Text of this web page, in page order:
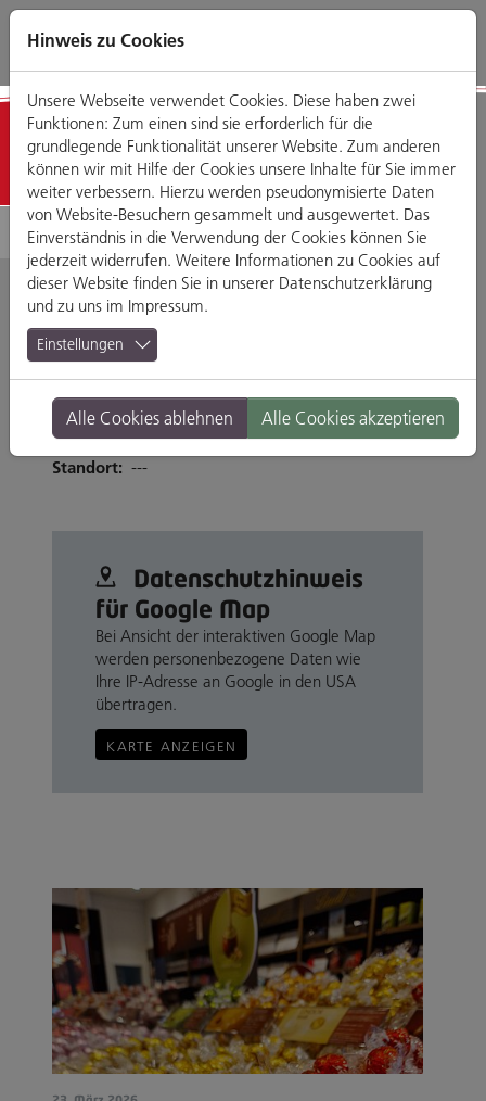
Direkt
zum
Zum
Hauptmenü
Zum
Footermenü
Zur
Website-
Detailansicht
San Marino
Greflingerstr. 15, 93055 Regensburg
Tel. 0941-794309
Branche: Restaurants & Gasthäuser
Standort: ---
Datenschutz­hinweis
für Google Map
Bei Ansicht der interaktiven Google Map
werden personenbezogene Daten wie
Ihre IP-Adresse an Google in den USA
übertragen.
KARTE ANZEIGEN
Hinweis zu Cookies
Unsere Webseite verwendet Cookies. Diese haben zwei
Funktionen: Zum einen sind sie erforderlich für die
grundlegende Funktionalität unserer Website. Zum anderen
können wir mit Hilfe der Cookies unsere Inhalte für Sie immer
weiter verbessern. Hierzu werden pseudonymisierte Daten
von Website-Besuchern gesammelt und ausgewertet. Das
Einverständnis in die Verwendung der Cookies können Sie
jederzeit widerrufen. Weitere Informationen zu Cookies auf
dieser Website finden Sie in unserer Datenschutzerklärung
und zu uns im Impressum.
Einstellungen
Alle Cookies ablehnen Alle Cookies akzeptieren